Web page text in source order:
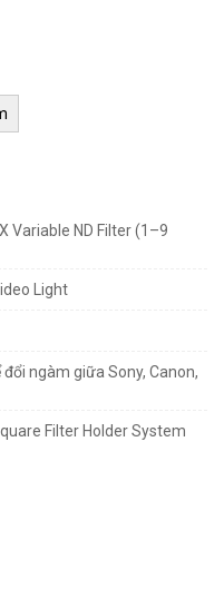
Variable ND Filter (1–9
Light
ngàm giữa Sony, Canon,
Filter Holder System